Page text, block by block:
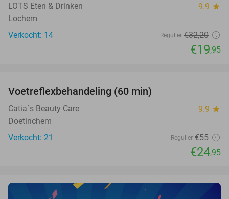
LOTS Eten & Drinken 9.9 star
Lochem
Verkocht: 14
Regulier €32,20
€19,95
Voetreflexbehandeling (60 min)
Catia´s Beauty Care 9.9 star
Doetinchem
Verkocht: 21
Regulier €55
€24,95